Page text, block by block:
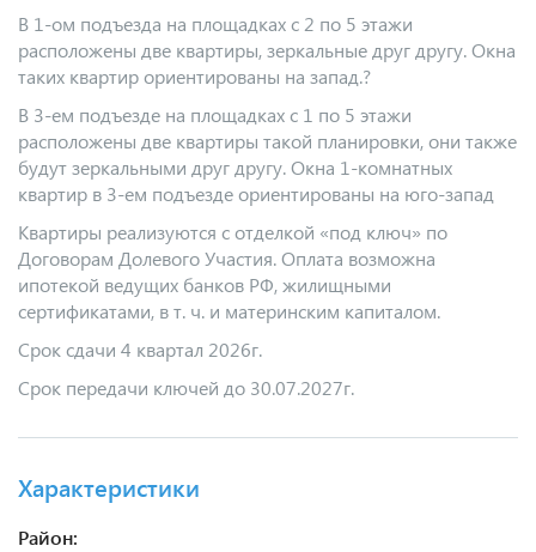
В 1-ом подъезда на площадках с 2 по 5 этажи
расположены две квартиры, зеркальные друг другу. Окна
таких квартир ориентированы на запад.?
В 3-ем подъезде на площадках с 1 по 5 этажи
расположены две квартиры такой планировки, они также
будут зеркальными друг другу. Окна 1-комнатных
квартир в 3-ем подъезде ориентированы на юго-запад
Квартиры реализуются с отделкой «под ключ» по
Договорам Долевого Участия. Оплата возможна
ипотекой ведущих банков РФ, жилищными
сертификатами, в т. ч. и материнским капиталом.
Срок сдачи 4 квартал 2026г.
Срок передачи ключей до 30.07.2027г.
Характеристики
Район: